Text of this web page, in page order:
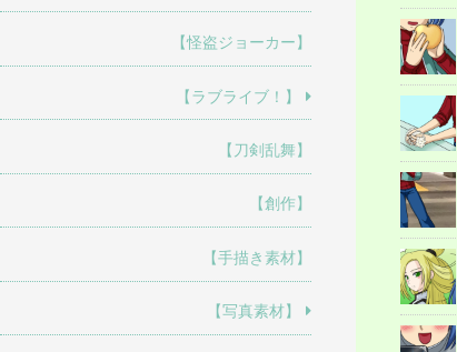
【怪盗ジョーカー】
【ラブライブ！】
【刀剣乱舞】
【創作】
【手描き素材】
【写真素材】